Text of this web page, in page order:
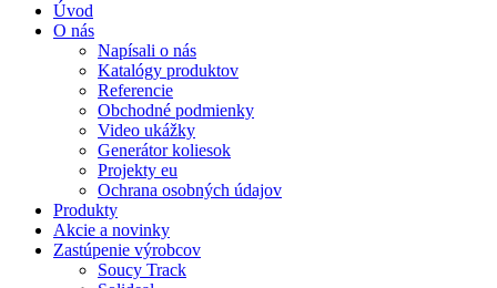
Úvod
O nás
Napísali o nás
Katalógy produktov
Referencie
Obchodné podmienky
Video ukážky
Generátor koliesok
Projekty eu
Ochrana osobných údajov
Produkty
Akcie a novinky
Zastúpenie výrobcov
Soucy Track